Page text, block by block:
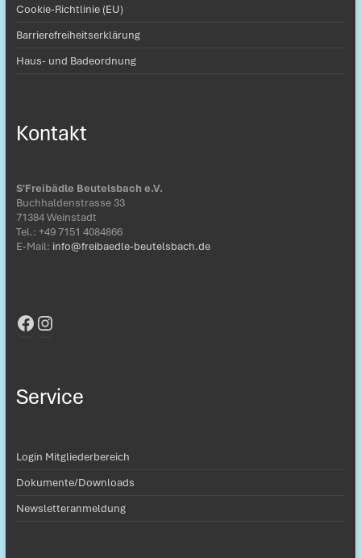
Cookie-Richtlinie (EU)
Barrierefreiheitserklärung
Haus- und Badeordnung
Kontakt
S'Freibädle Beutelsbach e.V.
Buchhaldenstrasse 33
71384 Weinstadt
Tel.: ‭+49 7151 4084866‬
E-Mail: info@freibaedle-beutelsbach.de
Facebook
Instagram
Service
Login Mitgliederbereich
Dokumente/Downloads
Newsletteranmeldung